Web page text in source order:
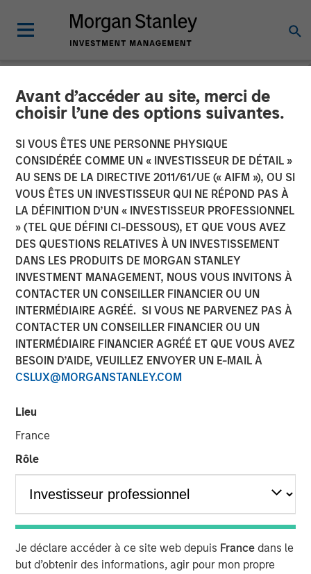
Avant d’accéder au site, merci de
choisir l’une des options suivantes.
SI VOUS ÊTES UNE PERSONNE PHYSIQUE
CONSIDÉRÉE COMME UN « INVESTISSEUR DE DÉTAIL »
AU SENS DE LA DIRECTIVE 2011/61/UE (« AIFM »), OU SI
VOUS ÊTES UN INVESTISSEUR QUI NE RÉPOND PAS À
LA DÉFINITION D’UN « INVESTISSEUR PROFESSIONNEL
» (TEL QUE DÉFINI CI-DESSOUS), ET QUE VOUS AVEZ
DES QUESTIONS RELATIVES À UN INVESTISSEMENT
DANS LES PRODUITS DE MORGAN STANLEY
INVESTMENT MANAGEMENT, NOUS VOUS INVITONS À
CONTACTER UN CONSEILLER FINANCIER OU UN
INTERMÉDIAIRE AGRÉÉ. SI VOUS NE PARVENEZ PAS À
CONTACTER UN CONSEILLER FINANCIER OU UN
INTERMÉDIAIRE FINANCIER AGRÉÉ ET QUE VOUS AVEZ
BESOIN D’AIDE, VEUILLEZ ENVOYER UN E-MAIL À
CSLUX@MORGANSTANLEY.COM
Lieu
France
Rôle
Je déclare accéder à ce site web depuis France dans le
but d’obtenir des informations, agir pour mon propre
NEWSROOM
Morgan Stanley Real Estate
Investing Sells Four
Warehouses on the U.S.-
Mexico Border for $178
Million
14 MAI 2024
NEW YORK — May 14, 2024
Morgan Stanley Investment Management, through
Estate Investing (MSREI), announced today the sale of a
portfolio of four fully leased industrial properties, two
located in El Paso and two in Laredo, Texas, for $178
million to two distinct institutional investors. The
feet, are located within 10 miles of the United States’
border with Mexico, which is experiencing a sharp
increase in manufacturing.